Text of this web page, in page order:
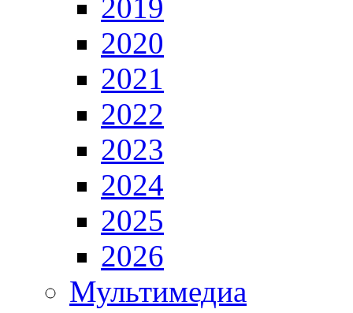
2019
2020
2021
2022
2023
2024
2025
2026
Мультимедиа